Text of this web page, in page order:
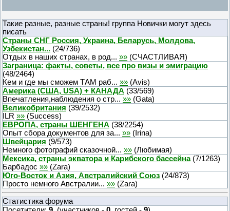
Такие разные, разные страны! группа Новички могут здесь
писать
Страны СНГ Россия, Украина, Беларусь, Молдова,
Узбекистан... (24/736)
Отдых в наших странах, в род... »» (СЧАСТЛИВАЯ)
Заграница: факты, советы, все про визы и эмиграцию
(48/2464)
Кем и где мы сможем ТАМ раб... »» (Avis)
Америка (США, USA) + КАНАДА (33/569)
Впечатления,наблюдения о стр... »» (Gata)
Великобритания (39/2532)
ILR »» (Success)
ЕВРОПА, страны ШЕНГЕНА (38/2254)
Опыт сбора документов для за... »» ( Irina)
Швейцария (9/573)
Немного фотографий сказочной... »» (Любимая)
Мексика, страны экватора и Карибского бассейна (7/1263)
Барбадос »» (Zara)
Юго-Восток и Азия, Австралийский Союз (24/873)
Просто немного Австралии... »» (Zara)
Статистика форума